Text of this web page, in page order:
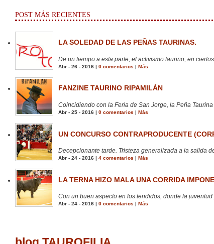
POST MÁS RECIENTES
LA SOLEDAD DE LAS PEÑAS TAURINAS.
De un tiempo a esta parte, el activismo taurino, en ciertos
Abr - 26 - 2016 | 0 comentarios | Más
FANZINE TAURINO RIPAMILÁN
Coincidiendo con la Feria de San Jorge, la Peña
Abr - 25 - 2016 | 0 comentarios | Más
UN CONCURSO CONTRAPRODUCENTE
Decepcionante tarde. Tristeza generalizada a la salida
Abr - 24 - 2016 | 4 comentarios | Más
LA TERNA HIZO MALA UNA CORRIDA
Con un buen aspecto en los tendidos, donde la juventud
Abr - 24 - 2016 | 0 comentarios Más